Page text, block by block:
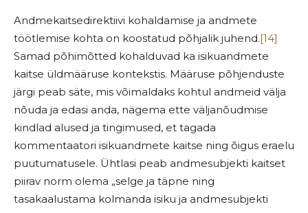
Andmekaitsedirektiivi kohaldamise ja andmete
töötlemise kohta on koostatud põhjalik juhend.[14]
Samad põhimõtted kohalduvad ka isikuandmete
kaitse üldmääruse kontekstis. Määruse põhjenduste
järgi peab säte, mis võimaldaks kohtul andmeid välja
nõuda ja edasi anda, nägema ette väljanõudmise
kindlad alused ja tingimused, et tagada
kommentaatori isikuandmete kaitse ning õigus eraelu
puutumatusele. Ühtlasi peab andmesubjekti kaitset
piirav norm olema „selge ja täpne ning
tasakaalustama kolmanda isiku ja andmesubjekti